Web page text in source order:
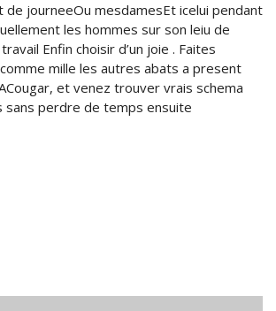
de journeeOu mesdamesEt icelui pendant
les hommes sur son leiu de
Enfin choisir d’un joie . Faites
mille les autres abats a present
et venez trouver vrais schema
sans perdre de temps ensuite